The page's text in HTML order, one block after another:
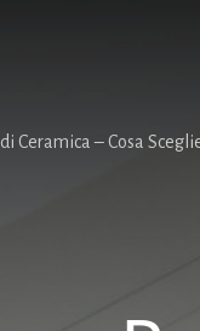
Ceramica – Cosa